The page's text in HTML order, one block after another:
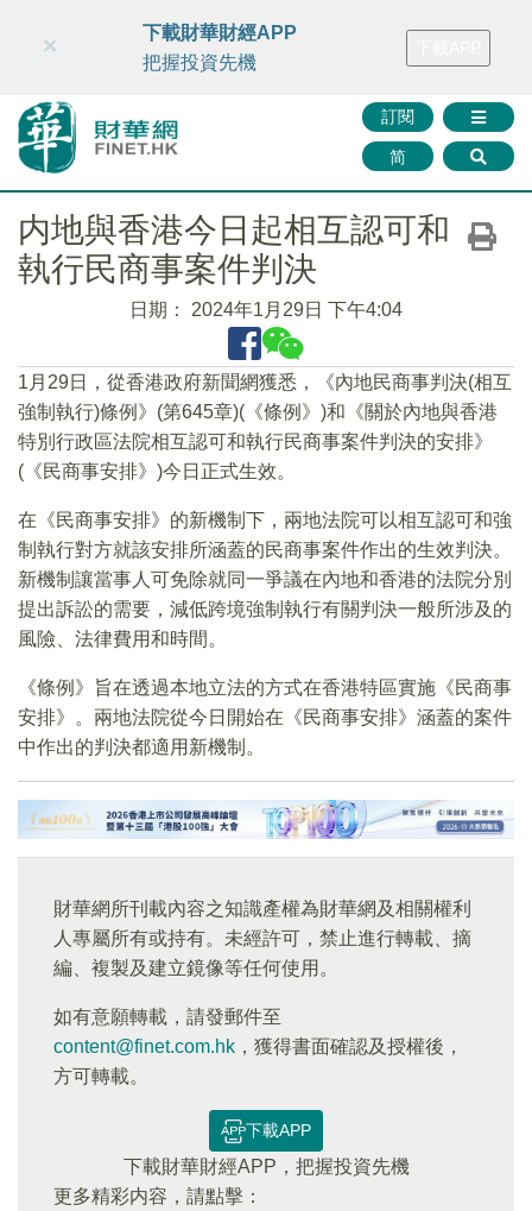
財華智庫網 FINTV FINMETA 財華證券 媒體矩陣
訂閱
简
×
下載財華財經APP
把握投資先機
内地與香港今日起相互認可和
執行民商事案件判決
日期： 2024年1月29日 下午4:04
1月29日，從香港政府新聞網獲悉，《內地民商事判決(相互
強制執行)條例》(第645章)(《條例》)和《關於內地與香港
特別行政區法院相互認可和執行民商事案件判決的安排》
(《民商事安排》)今日正式生效。
在《民商事安排》的新機制下，兩地法院可以相互認可和強
制執行對方就該安排所涵蓋的民商事案件作出的生效判決。
新機制讓當事人可免除就同一爭議在內地和香港的法院分別
提出訴訟的需要，減低跨境強制執行有關判決一般所涉及的
風險、法律費用和時間。
《條例》旨在透過本地立法的方式在香港特區實施《民商事
安排》。兩地法院從今日開始在《民商事安排》涵蓋的案件
中作出的判決都適用新機制。
財華網所刊載內容之知識產權為財華網及相關權利
人專屬所有或持有。未經許可，禁止進行轉載、摘
編、複製及建立鏡像等任何使用。
如有意願轉載，請發郵件至
content@finet.com.hk ，獲得書面確認及授權後，
方可轉載。
下載APP
下載財華財經APP，把握投資先機
更多精彩内容，請點擊：